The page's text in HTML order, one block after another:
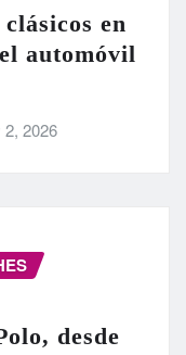
en
automóvil
2, 2026
desde